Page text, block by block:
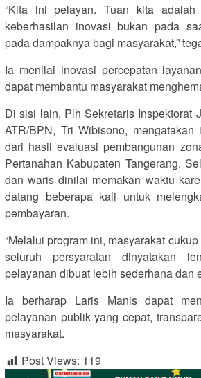
“Kita ini pelayan. Tuan kita adalah
keberhasilan inovasi bukan pada
pada dampaknya bagi masyarakat,”
Ia menilai inovasi percepatan
dapat membantu masyarakat
Di sisi lain, Plh Sekretaris Inspektorat
ATR/BPN, Tri Wibisono,
dari hasil evaluasi pembangunan
Pertanahan Kabupaten Tangerang.
dan waris dinilai memakan waktu
datang beberapa kali untuk
pembayaran.
“Melalui program ini, masyarakat
seluruh persyaratan dinyatakan
pelayanan dibuat lebih sederhana dan
Ia berharap Laris Manis dapat
pelayanan publik yang cepat,
masyarakat.
Post Views: 119